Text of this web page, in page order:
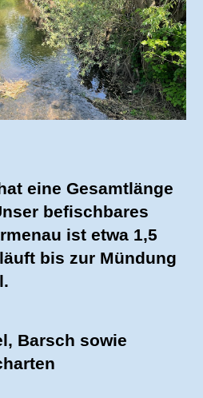
eine Gesamtlänge
befischbares
ist etwa 1,5
bis zur Mündung
Barsch sowie